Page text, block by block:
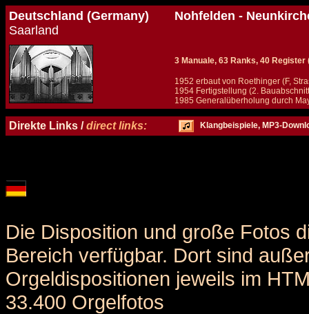
Deutschland (Germany)
Saarland
Nohfelden -
3 Manuale, 63 Ranks, 40 Register
1952 erbaut von Roethinger (F,
1954 Fertigstellung (2.
1985 Generalüberholung durch
Direkte Links /direct links: Klangbeispiele, MP3-
Die Disposition und große Fotos
Bereich verfügbar. Dort sind
Orgeldispositionen jeweils im
33.400 Orgelfotos